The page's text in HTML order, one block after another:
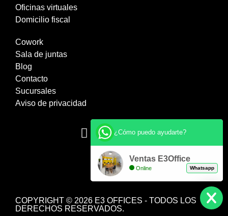
Oficinas virtuales
Domicilio fiscal
Cowork
Sala de juntas
Blog
Contacto
Sucursales
Aviso de privacidad
COPYRIGHT © 2026 E3 OFFICES - TODOS LOS
DERECHOS RESERVADOS.
¿Cómo puedo ayudarte?
Ventas E3Office
Online Whatsapp